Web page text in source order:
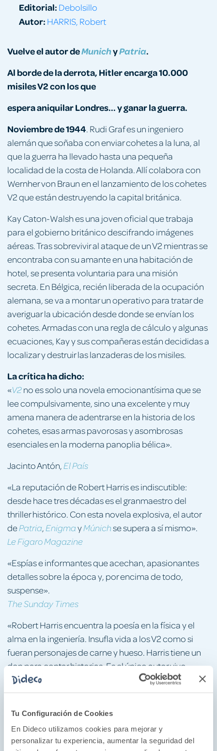
Tu Configuración de Cookies
En Dideco utilizamos cookies para mejorar y
personalizar tu experiencia, aumentar la seguridad del
Vuelve el autor deMunichyPatria.
Al borde de la derrota, Hitler encarga 10.000
misiles V2 con los que
espera aniquilar Londres... y ganar la guerra.
Noviembre de 1944. Rudi Graf es un ingeniero
alemán que soñaba con enviar cohetes a la luna, al
que la guerra ha llevado hasta una pequeña
localidad de la costa de Holanda. Allí colabora con
Wernher von Braun en el lanzamiento de los cohetes
V2 que están destruyendo la capital británica.
Kay Caton-Walsh es una joven oficial que trabaja
para el gobierno británico descifrando imágenes
aéreas. Tras sobrevivir al ataque de un V2 mientras se
encontraba con su amante en una habitación de
hotel, se presenta voluntaria para una misión
secreta. En Bélgica, recién liberada de la ocupación
alemana, se va a montar un operativo para tratar de
averiguar la ubicación desde donde se envían los
cohetes. Armadas con una regla de cálculo y algunas
ecuaciones, Kay y sus compañeras están decididas a
localizar y destruir las lanzaderas de los misiles.
La crítica ha dicho:
«V2no es solo una novela emocionantísima que se
lee compulsivamente, sino una excelente y muy
amena manera de adentrarse en la historia de los
cohetes, esas armas pavorosas y asombrosas
esenciales en la moderna panoplia bélica».
Jacinto Antón,El País
«La reputación de Robert Harris es indiscutible:
desde hace tres décadas es el granmaestro del
thriller histórico. Con esta novela explosiva, el autor
dePatria,EnigmayMúnichse supera a sí mismo».
Le Figaro Magazine
«Espías e informantes que acechan, apasionantes
detalles sobre la época y, por encima de todo,
suspense».
The Sunday Times
«Robert Harris encuentra la poesía en la física y el
alma en la ingeniería. Insufla vida a los V2 como si
fueran personajes de carne y hueso. Harris tiene un
don para contar historias. Es el único autor vivo
cuyos libros puedo devorar de una sentada».
Daily Telegraph
«Una novela que combina fascinantes detalles
técnicos con un drama de guerra que muestra la
ambigüedad humana a ambos lados del campo de
Editorial: Debolsillo
Autor: HARRIS, Robert